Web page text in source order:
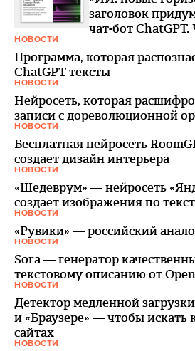
заголовок
чат-бот
НОВОСТИ
Программа, которая
ChatGPT тексты
НОВОСТИ
Нейросеть, которая
записи с дореволюционной
НОВОСТИ
Бесплатная нейросеть
создает дизайн интерьера
НОВОСТИ
«Шедеврум» — нейросеть
создает изображения по
НОВОСТИ
«Рувики» — российский
НОВОСТИ
Sora — генератор
текстовому описанию от
НОВОСТИ
Детектор медленной
и «Браузере» — чтобы искать
сайтах
НОВОСТИ